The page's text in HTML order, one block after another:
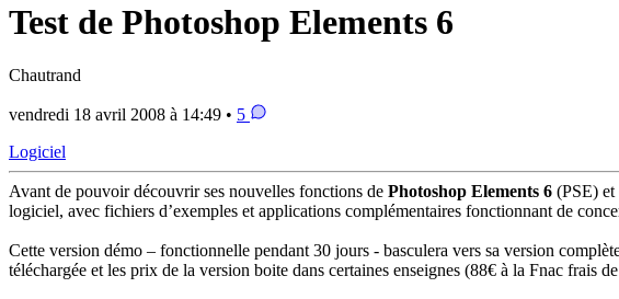
Test de Photoshop Elements 6
Chautrand
vendredi 18 avril 2008 à 14:49 • 5
Logiciel
Avant de pouvoir découvrir ses nouvelles fonctions de Photoshop Elements 6 (PSE)
logiciel, avec fichiers d’exemples et applications complémentaires fonctionnant de
Cette version démo – fonctionnelle pendant 30 jours - basculera vers sa version
téléchargée et les prix de la version boite dans certaines enseignes (88€ à la Fnac frais